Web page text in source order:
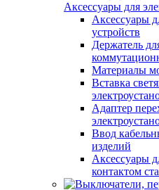
Аксессуары для
Аксессуары
устройств
Держатель
Материалы
Вставка
Адаптер
Ввод
изделий
Аксессуары
контактом